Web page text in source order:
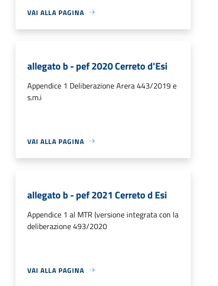
VAI ALLA PAGINA
allegato b - pef 2020 Cerreto d'Esi
Appendice 1 Deliberazione Arera 443/2019 e
s.m.i
VAI ALLA PAGINA
allegato b - pef 2021 Cerreto d Esi
Appendice 1 al MTR (versione integrata con la
deliberazione 493/2020
VAI ALLA PAGINA